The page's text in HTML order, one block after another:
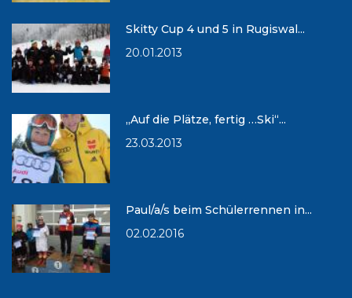
Skitty Cup 4 und 5 in Rugiswal...
20.01.2013
„Auf die Plätze, fertig …Ski“...
23.03.2013
Paul/a/s beim Schülerrennen in...
02.02.2016